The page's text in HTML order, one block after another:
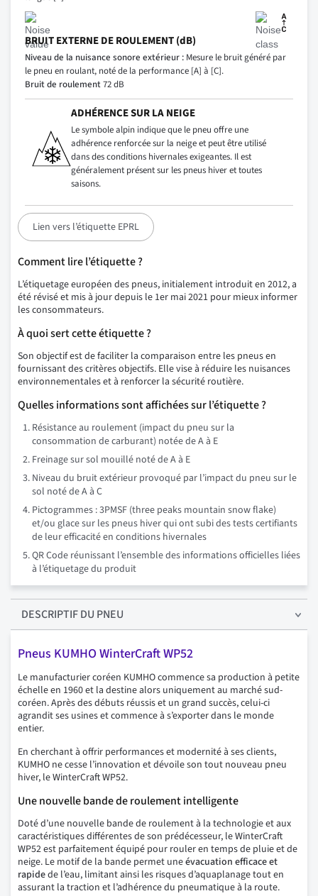
BRUIT EXTERNE DE ROULEMENT (dB)
Niveau de la nuisance sonore extérieur : Mesure le bruit généré par
le pneu en roulant, noté de la performance [A] à [C].
Bruit de roulement72 dB
ADHÉRENCE SUR LA NEIGE
Le symbole alpin indique que le pneu offre une
adhérence renforcée sur la neige et peut être utilisé
dans des conditions hivernales exigeantes. Il est
généralement présent sur les pneus hiver et toutes
saisons.
Lien vers l’étiquette EPRL
Comment lire l’étiquette ?
L’étiquetage européen des pneus, initialement introduit en 2012, a
été révisé et mis à jour depuis le 1er mai 2021 pour mieux informer
les consommateurs.
À quoi sert cette étiquette ?
Son objectif est de faciliter la comparaison entre les pneus en
fournissant des critères objectifs. Elle vise à réduire les nuisances
environnementales et à renforcer la sécurité routière.
Quelles informations sont affichées sur l’étiquette ?
Résistance au roulement (impact du pneu sur la
consommation de carburant) notée de A à E
Freinage sur sol mouillé noté de A à E
Niveau du bruit extérieur provoqué par l’impact du pneu sur le
sol noté de A à C
Pictogrammes : 3PMSF (three peaks mountain snow flake)
et/ou glace sur les pneus hiver qui ont subi des tests certifiants
de leur efficacité en conditions hivernales
QR Code réunissant l’ensemble des informations officielles liées
à l’étiquetage du produit
DESCRIPTIFDU PNEU
Pneus KUMHO WinterCraft WP52
Le manufacturier coréen KUMHO commence sa production à petite
échelle en 1960 et la destine alors uniquement au marché sud-
coréen. Après des débuts réussis et un grand succès, celui-ci
agrandit ses usines et commence à s’exporter dans le monde
entier.
En cherchant à offrir performances et modernité à ses clients,
KUMHO ne cesse l’innovation et dévoile son tout nouveau pneu
hiver, le WinterCraft WP52.
Une nouvelle bande de roulement intelligente
Doté d’une nouvelle bande de roulement à la technologie et aux
caractéristiques différentes de son prédécesseur, le WinterCraft
WP52 est parfaitement équipé pour rouler en temps de pluie et de
neige. Le motif de la bande permet uneévacuation efficace et
rapidede l’eau, limitant ainsi les risques d’aquaplanage tout en
assurant la traction et l’adhérence du pneumatique à la route.